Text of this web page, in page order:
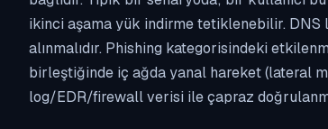
ikinci aşama yük indirme tetiklenebilir. DNS
alınmalıdır. Phishing kategorisindeki
birleştiğinde iç ağda yanal hareket (lateral
log/EDR/firewall verisi ile çapraz